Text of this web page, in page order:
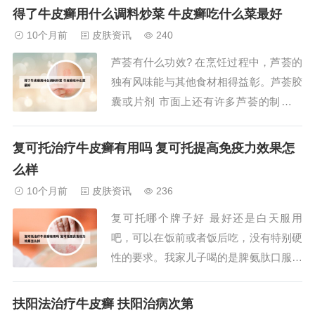
的表面会覆盖有银白色的鳞屑，这些鳞屑
薄膜则会出现点状的出血点，这是寻常型
银屑病的典...
得了牛皮癣用什么调料炒菜 牛皮癣吃什么菜最好
10个月前 皮肤资讯 240
芦荟有什么功效? 在烹饪过程中，芦荟的
独有风味能与其他食材相得益彰。芦荟胶
囊或片剂 市面上还有许多芦荟的制品，
芦荟进行了处理，方便携带和食用，可以
用，以确保安全。对芦荟过敏者应避免食
用。延缓衰...
复可托治疗牛皮癣有用吗 复可托提高免疫力效果怎
么样
10个月前 皮肤资讯 236
复可托哪个牌子好 最好还是白天服用
吧，可以在饭前或者饭后吃，没有特别硬
性的要求。我家儿子喝的是脾氨肽口服溶
以双向调节免疫力，孩子吃也没有副作用
扶阳法治疗牛皮癣 扶阳治病次第